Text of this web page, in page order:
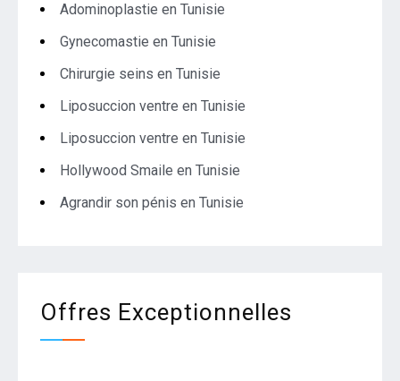
Adominoplastie en Tunisie
Gynecomastie en Tunisie
Chirurgie seins en Tunisie
Liposuccion ventre en Tunisie
Liposuccion ventre en Tunisie
Hollywood Smaile en Tunisie
Agrandir son pénis en Tunisie
Offres Exceptionnelles